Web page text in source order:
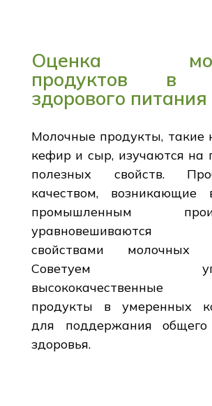
Оценка
продуктов в
здорового питания
Молочные продукты, такие
кефир и сыр, изучаются на
полезных свойств.
качеством,
промышленным
уравновешиваются
свойствами молочных
Советуем
высококачественные
продукты в умеренных
для поддержания общего
здоровья.